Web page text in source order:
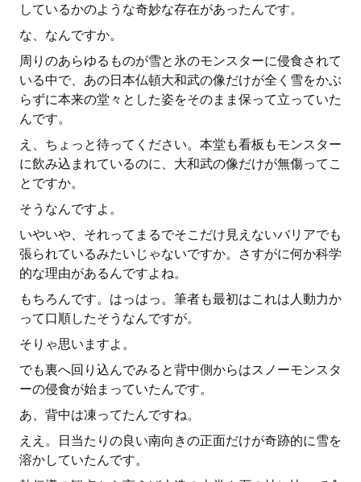
しているかのような奇妙な存在があったんです。
な、なんですか。
周りのあらゆるものが雪と氷のモンスターに侵食されて
いる中で、あの日本仏頓大和武の像だけが全く雪をかぶ
らずに本来の堂々とした姿をそのまま保って立っていた
んです。
え、ちょっと待ってください。本堂も看板もモンスター
に飲み込まれているのに、大和武の像だけが無傷ってこ
とですか。
そうなんですよ。
いやいや、それってまるでそこだけ見えないバリアでも
張られているみたいじゃないですか。さすがに何か科学
的な理由があるんですよね。
もちろんです。はっはっ。筆者も最初はこれは人動力か
って口順したそうなんですが。
そりゃ思いますよ。
でも裏へ回り込んでみると背中側からはスノーモンスタ
ーの侵食が始まっていたんです。
あ、背中は凍ってたんですね。
ええ。日当たりの良い南向きの正面だけが奇跡的に雪を
溶かしていたんです。